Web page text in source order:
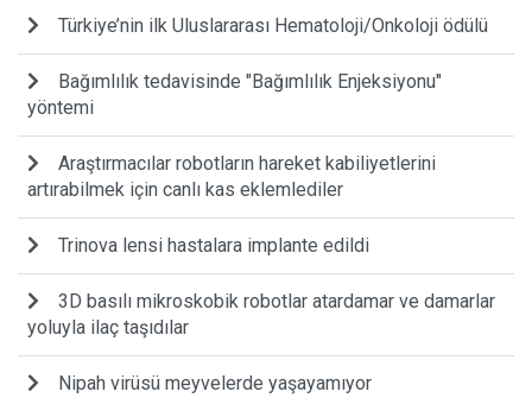
Türkiye’nin ilk Uluslararası Hematoloji/Onkoloji ödülü
Bağımlılık tedavisinde "Bağımlılık Enjeksiyonu"
yöntemi
Araştırmacılar robotların hareket kabiliyetlerini
artırabilmek için canlı kas eklemlediler
Trinova lensi hastalara implante edildi
3D basılı mikroskobik robotlar atardamar ve damarlar
yoluyla ilaç taşıdılar
Nipah virüsü meyvelerde yaşayamıyor